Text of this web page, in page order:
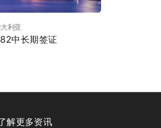
利亚
中长期签证
解更多资讯